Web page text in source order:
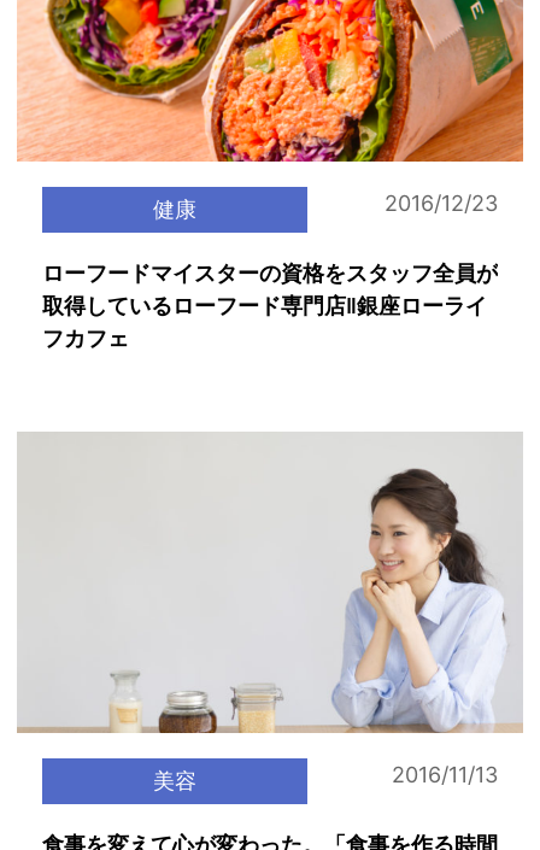
健康 2016/12/23
ローフードマイスターの資格をスタッフ全員が
取得しているローフード専門店‖銀座ローライ
フカフェ
美容 2016/11/13